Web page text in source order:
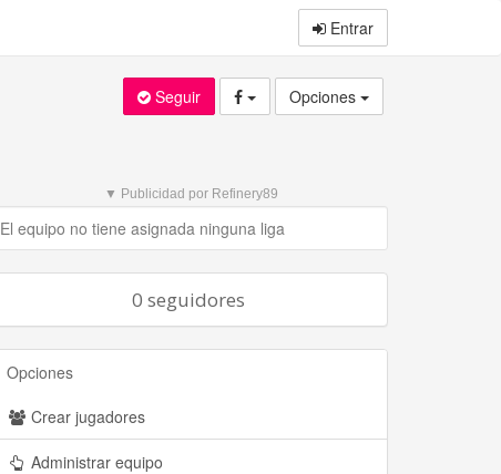
Entrar
Seguir Opciones
▼ Publicidad por Refinery89
El equipo no tiene asignada ninguna liga
0 seguidores
Opciones
Crear jugadores
Administrar equipo